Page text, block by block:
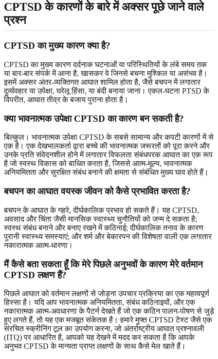
CPTSD के कारणों के बारे में अक्सर पूछे जाने वाले
प्रश्न
CPTSD का मुख्य कारण क्या है?
CPTSD का मुख्य कारण दर्दनाक घटनाओं या परिस्थितियों के लंबे समय तक
या बार-बार संपर्क में आना है, खासकर वे जिनसे बचना मुश्किल या असंभव है।
इसमें अक्सर अंतर-व्यक्तिगत आघात शामिल होता है, जैसे बचपन में लगातार
दुर्व्यवहार या उपेक्षा, घरेलू हिंसा, या बंदी बनाया जाना। एकल-घटना PTSD के
विपरीत, आघात तीव्र के बजाय पुराना होता है।
क्या भावनात्मक उपेक्षा CPTSD का कारण बन सकती है?
बिल्कुल। भावनात्मक उपेक्षा CPTSD के सबसे सामान्य और कपटी कारणों में से
एक है। एक देखभालकर्ता द्वारा बच्चे की भावनात्मक जरूरतों को पूरा करने और
उनके प्रति संवेदनशील होने में लगातार विफलता संबंधपरक आघात का एक रूप
है जो स्वस्थ विकास को बाधित करता है, जिससे आत्म-मूल्य, भावनात्मक
अनियमितता और सुरक्षित संबंध बनाने की क्षमता से संबंधित मुख्य घाव होते हैं।
बचपन का आघात वयस्क जीवन को कैसे प्रभावित करता है?
बचपन के आघात के गहरे, दीर्घकालिक प्रभाव हो सकते हैं। यह CPTSD,
अवसाद और चिंता जैसी मानसिक स्वास्थ्य चुनौतियों को जन्म दे सकता है;
स्वस्थ संबंध बनाने और बनाए रखने में कठिनाई; दीर्घकालिक तनाव के कारण
पुरानी स्वास्थ्य समस्याएं; और शर्म और बेकारपन की विशेषता वाली एक लगातार
नकारात्मक आत्म-धारणा।
मैं कैसे बता सकता हूँ कि मेरे पिछले अनुभवों के कारण मेरे वर्तमान
CPTSD लक्षण हैं?
पिछले आघात को वर्तमान लक्षणों से जोड़ना उपचार प्रक्रिया का एक महत्वपूर्ण
हिस्सा है। यदि आप भावनात्मक अनियमितता, संबंध कठिनाइयों, और एक
नकारात्मक आत्म-अवधारणा के पैटर्न देखते हैं जो एक कठिन पालन-पोषण से जुड़े
हुए लगते हैं, तो यह एक मजबूत संकेतक है। हमारेमुफ्त CPTSD टेस्टजैसे एक
संरचित स्क्रीनिंग टूल का उपयोग करना, जो अंतर्राष्ट्रीय आघात प्रश्नावली
(ITQ) पर आधारित है, आपको यह देखने में मदद कर सकता है कि आपके
अनुभव CPTSD के मान्यता प्राप्त लक्षणों के साथ कैसे मेल खाते हैं।